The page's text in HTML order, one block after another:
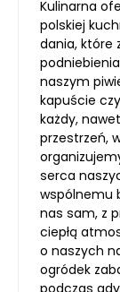
Kulinarna
polskiej
dania, które
naszym
kapuście
każdy,
przestrzeń,
serca
wspólnemu
nas sam, z
ciepłą
o naszych
ogródek